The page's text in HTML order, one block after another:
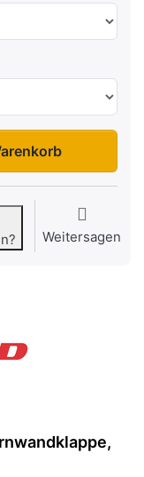
€, Menge 1.
Weitersagen